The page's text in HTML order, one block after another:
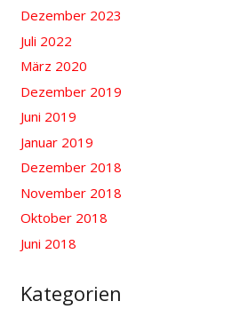
Dezember 2023
Juli 2022
März 2020
Dezember 2019
Juni 2019
Januar 2019
Dezember 2018
November 2018
Oktober 2018
Juni 2018
Kategorien